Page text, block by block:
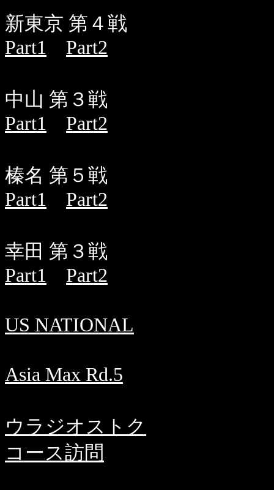
新東京 第４戦
Part1
Part2
中山 第３戦
Part1
Part2
榛名 第５戦
Part1
Part2
幸田 第３戦
Part1
Part2
US NATIONAL
Asia Max Rd.5
ウラジオストク
コース訪問